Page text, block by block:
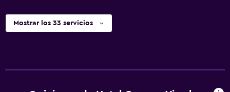
Mostrar los 33 servicios